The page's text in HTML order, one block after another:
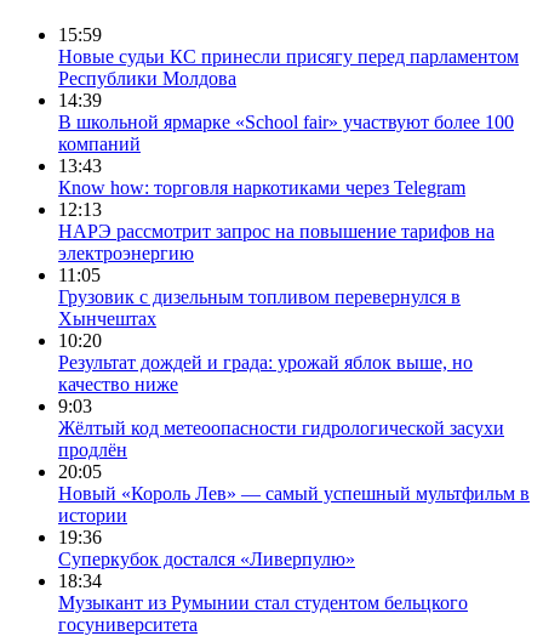
15:59
Новые судьи КС принесли присягу перед парламентом
Республики Молдова
14:39
В школьной ярмарке «School fair» участвуют более 100
компаний
13:43
Кnow how: торговля наркотиками через Telegram
12:13
НАРЭ рассмотрит запрос на повышение тарифов на
электроэнергию
11:05
Грузовик с дизельным топливом перевернулся в
Хынчештах
10:20
Результат дождей и града: урожай яблок выше, но
качество ниже
9:03
Жёлтый код метеоопасности гидрологической засухи
продлён
20:05
Новый «Король Лев» — самый успешный мультфильм в
истории
19:36
Суперкубок достался «Ливерпулю»
18:34
Музыкант из Румынии стал студентом бельцкого
госуниверситета